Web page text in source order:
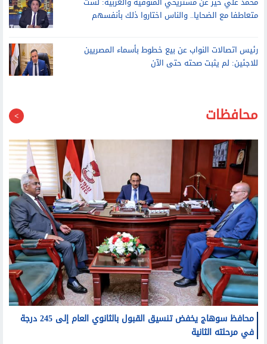
محمد علي خير عن مستريحي المنوفية والغربية: لست
متعاطفا مع الضحايا.. والناس اختاروا ذلك بأنفسهم
رئيس اتصالات النواب عن بيع خطوط بأسماء المصريين
للاجئين: لم يثبت صحته حتى الآن
محافظات
محافظ سوهاج يخفض تنسيق القبول بالثانوي العام إلى 245 درجة
في مرحلته الثانية